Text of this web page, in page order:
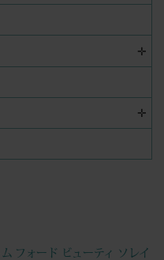
✛
✛
フォード ビューティ ソレイ